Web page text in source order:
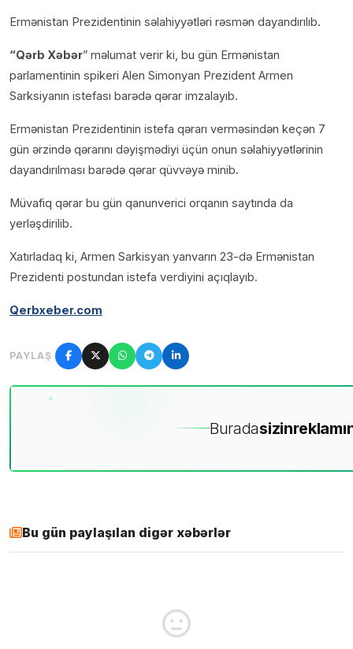
Ermənistan Prezidentinin səlahiyyətləri rəsmən dayandırılıb.
“Qərb Xəbər” məlumat verir ki, bu gün Ermənistan
parlamentinin spikeri Alen Simonyan Prezident Armen
Sarksiyanın istefası barədə qərar imzalayıb.
Ermənistan Prezidentinin istefa qərarı verməsindən keçən 7
gün ərzində qərarını dəyişmədiyi üçün onun səlahiyyətlərinin
dayandırılması barədə qərar qüvvəyə minib.
Müvafiq qərar bu gün qanunverici orqanın saytında da
yerləşdirilib.
Xatırladaq ki, Armen Sarkisyan yanvarın 23-də Ermənistan
Prezidenti postundan istefa verdiyini açıqlayıb.
Qerbxeber.com
PAYLAŞ
Buradasizin
Bu gün paylaşılan digər xəbərlər